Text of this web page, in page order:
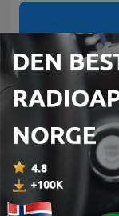
Der Tag